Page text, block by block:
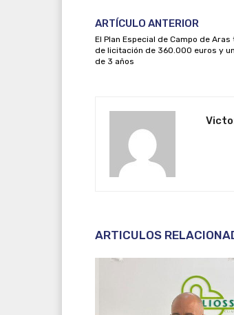
ARTÍCULO ANTERIOR
El Plan Especial de Campo de
de licitación de 360.000 euros y
de 3 años
ARTICULOS